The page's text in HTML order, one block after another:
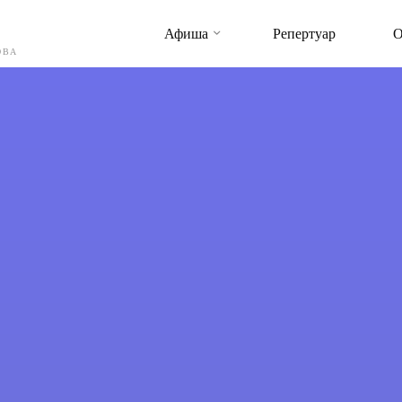
Афиша Репертуар